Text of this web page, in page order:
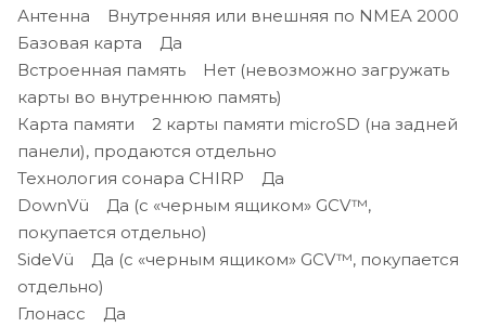
Антенна Внутренняя или внешняя по NMEA 2000
Базовая карта Да
Встроенная память Нет (невозможно загружать
карты во внутреннюю память)
Карта памяти 2 карты памяти microSD (на задней
панели), продаются отдельно
Технология сонара CHIRP Да
DownVü Да (с «черным ящиком» GCV™,
покупается отдельно)
SideVü Да (с «черным ящиком» GCV™, покупается
отдельно)
Глонасс Да